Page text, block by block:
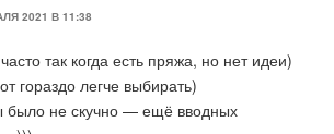
2021 В 11:38
так когда есть пряжа, но нет идеи)
гораздо легче выбирать)
было не скучно — ещё вводных